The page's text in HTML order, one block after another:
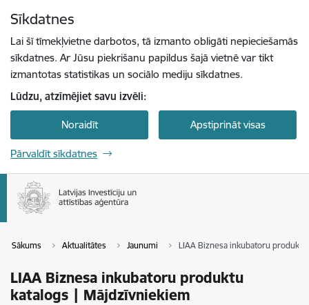
Sīkdatnes
Lai šī tīmekļvietne darbotos, tā izmanto obligāti nepieciešamās
sīkdatnes. Ar Jūsu piekrišanu papildus šajā vietnē var tikt
izmantotas statistikas un sociālo mediju sīkdatnes.
Lūdzu, atzīmējiet savu izvēli:
Noraidīt Apstiprināt visas
Pārvaldīt sīkdatnes
Sākums Aktualitātes Jaunumi LIAA Biznesa inkubatoru
LIAA Biznesa inkubatoru produktu
katalogs | Mājdzīvniekiem